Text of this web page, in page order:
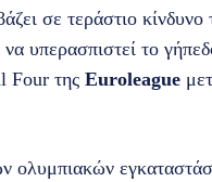
σε τεράστιο
υπερασπιστεί το
Four της Euroleague
ολυμπιακών